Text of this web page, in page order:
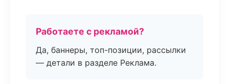
Работаете с рекламой?
Да, баннеры, топ-позиции, рассылки
— детали в разделе Реклама.